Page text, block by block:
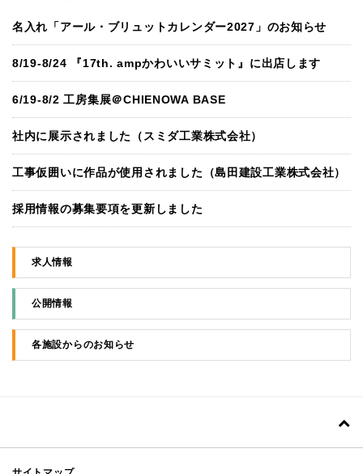
名入れ「アール・ブリュットカレンダー2027」のお知らせ
8/19-8/24 『17th. ampかわいいサミット』に出店します
6/19-8/2 工房集展＠CHIENOWA BASE
社内に展示されました（スミダ工業株式会社）
工事仮囲いに作品が使用されました（島田建設工業株式会社）
採用情報の募集要項を更新しました
求人情報
公開情報
各施設からのお知らせ